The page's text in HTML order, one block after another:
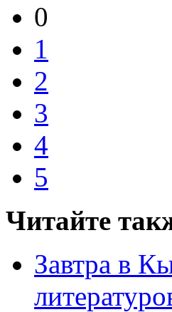
0
1
2
3
4
5
Читайте
Завтра в